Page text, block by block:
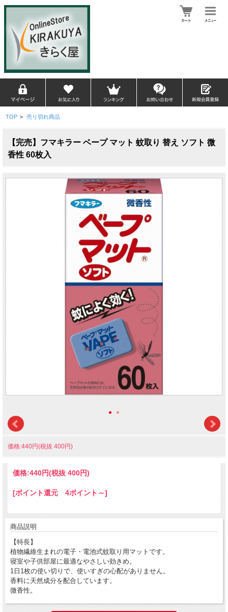
TOP > 売り切れ商品
【完売】フマキラー ベープ マット 蚊取り 替え ソフト 微
香性 60枚入
価格:440円(税抜 400円)
価格:440円(税抜 400円)
[ポイント還元 4ポイント～]
商品説明
【特長】
植物繊維生まれの電子・電池式蚊取り用マットです。
寝室や子供部屋に最適なやさしい効きめ。
1日1枚の使い切りで、使いすぎの心配がありません。
香料に天然成分を配合しています。
微香性。